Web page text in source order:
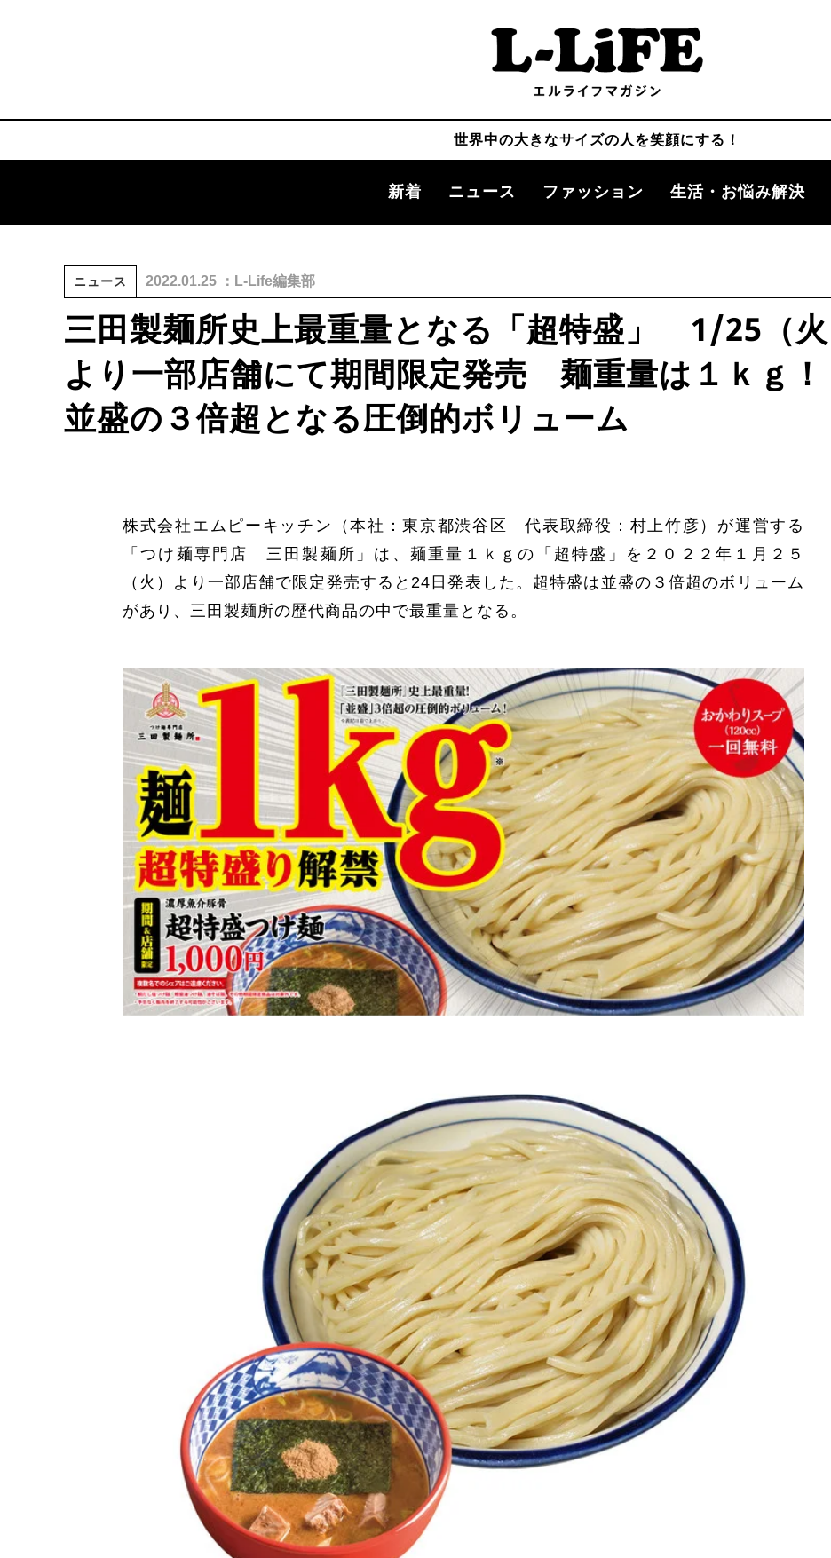
世界中の大きなサイズの人を笑顔にする！
新着 ニュース ファッション 生活・お悩み解決
ニュース 2022.01.25 ：L-Life編集部
三田製麺所史上最重量となる「超特盛」 1/25（火
より一部店舗にて期間限定発売 麺重量は１ｋｇ！
並盛の３倍超となる圧倒的ボリューム
株式会社エムピーキッチン（本社：東京都渋谷区 代表取締役：村上竹彦）が運営する
「つけ麺専門店 三田製麺所」は、麺重量１ｋｇの「超特盛」を２０２２年１月２５
（火）より一部店舗で限定発売すると24日発表した。超特盛は並盛の３倍超のボリューム
があり、三田製麺所の歴代商品の中で最重量となる。